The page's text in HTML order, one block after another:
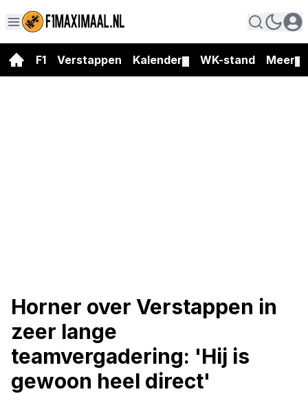
F1 Verstappen Kalender WK-stand Meer
Horner over Verstappen in
zeer lange
teamvergadering: 'Hij is
gewoon heel direct'